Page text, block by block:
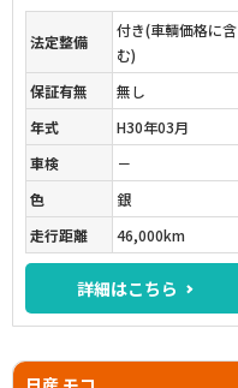
法定整備
付き(車輌価格に含
む)
保証有無
無し
年式
H30年03月
車検
－
色
銀
走行距離
46,000km
詳細はこちら